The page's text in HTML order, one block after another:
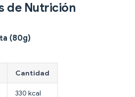
de Nutrición
(80g)
Cantidad
330 kcal